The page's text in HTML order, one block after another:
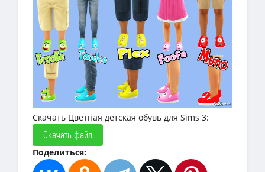
Скачать Цветная детская обувь для Sims 3:
Скачать файл
Поделиться: